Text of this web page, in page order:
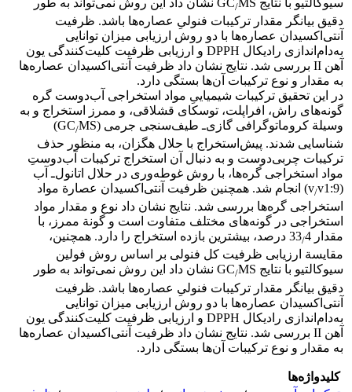
/
دقیق بیانگر مقدار ترکیبات فنولی‌ِ عصاره‌ها باشد. ظرفیت
آنتی‌اکسیدان عصاره‌ها با دو روش ارزیابی میزان توانایی
به‌دام‌اندازی رادیکال DPPH و ارزیابی ظرفیت کلیت‌کنندگی یون
آهن II بررسی شد. نتایج نشان داد ظرفیت آنتی‌اکسیدان عصاره‌ها
به مقدار و نوع ترکیبات آن‌ها بستگی دارد.
در این تحقیق ترکیبات شیمیایی‌ِ مواد استخراجی آب‌دوست گره
گونه‌های راش، افراپلت، توسکای قشلاقی، و ممرز استخراج و به
وسیلة کروماتوگرافی گازی‌ـ طیف‌سنجی جرمی (GC
/
MS)
شناسایی شدند. پیش‌استخراج با حلال هگزان، به منظور حذف
ترکیبات چربی‌دوست و به دنبال آن استخراج ترکیبات آب‌دوست‌ِ
مواد استخراجی گره‌ها، با روش غوطه‌وری در حلال اتانول‌ـ آب
(v
/ v1:9) انجام شد. همچنین ظرفیت آنتی‌اکسیدان عصارة مواد
استخراجی گره‌ها بررسی شد. نتایج نشان داد نوع و مقدار مواد
استخراجی در گونه‌های مختلف متفاوت است و گونة ممرز، با
مقدار 33
/
4 درصد، بیشترین بازده استخراج را دارد. همچنین،
مقایسة ارزیابی ظرفیت کل فنولی بر اساس روش فولین
سیوکالتیو با نتایج GC
/
MS نشان داد این روش نمی‌تواند به طور
دقیق بیانگر مقدار ترکیبات فنولی‌ِ عصاره‌ها باشد. ظرفیت
آنتی‌اکسیدان عصاره‌ها با دو روش ارزیابی میزان توانایی
به‌دام‌اندازی رادیکال DPPH و ارزیابی ظرفیت کلیت‌کنندگی یون
آهن II بررسی شد. نتایج نشان داد ظرفیت آنتی‌اکسیدان عصاره‌ها
به مقدار و نوع ترکیبات آن‌ها بستگی دارد.
کلیدواژه‌ها